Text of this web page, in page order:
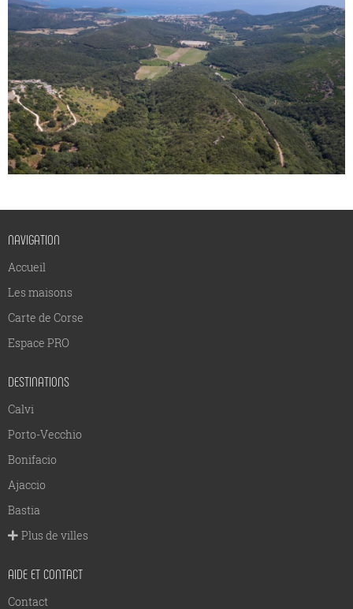
NAVIGATION
Accueil
Les maisons
Carte de Corse
Espace PRO
DESTINATIONS
Calvi
Porto-Vecchio
Bonifacio
Ajaccio
Bastia
Plus de villes
AIDE ET CONTACT
Contact